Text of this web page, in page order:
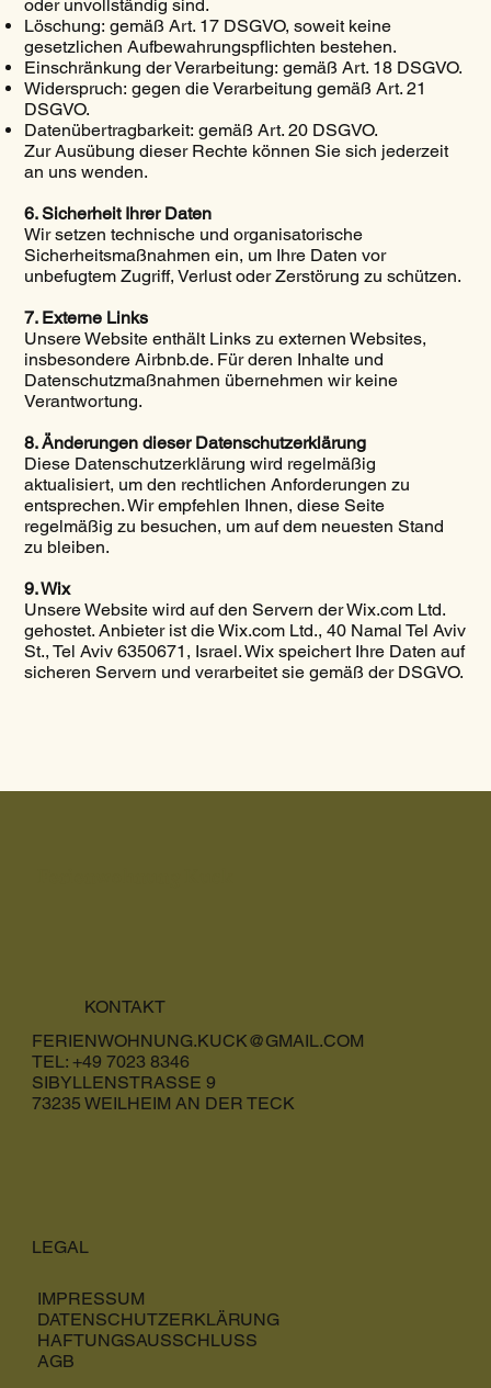
oder unvollständig sind.
Löschung: gemäß Art. 17 DSGVO, soweit keine
gesetzlichen Aufbewahrungspflichten bestehen.
Einschränkung der Verarbeitung: gemäß Art. 18 DSGVO.
Widerspruch: gegen die Verarbeitung gemäß Art. 21
DSGVO.
Datenübertragbarkeit: gemäß Art. 20 DSGVO.
Zur Ausübung dieser Rechte können Sie sich jederzeit
an uns wenden.
6. Sicherheit Ihrer Daten
Wir setzen technische und organisatorische
Sicherheitsmaßnahmen ein, um Ihre Daten vor
unbefugtem Zugriff, Verlust oder Zerstörung zu schützen.
7. Externe Links
Unsere Website enthält Links zu externen Websites,
insbesondere Airbnb.de. Für deren Inhalte und
Datenschutzmaßnahmen übernehmen wir keine
Verantwortung.
8. Änderungen dieser Datenschutzerklärung
Diese Datenschutzerklärung wird regelmäßig
aktualisiert, um den rechtlichen Anforderungen zu
entsprechen. Wir empfehlen Ihnen, diese Seite
regelmäßig zu besuchen, um auf dem neuesten Stand
zu bleiben.
9. Wix
Unsere Website wird auf den Servern der Wix.com Ltd.
gehostet. Anbieter ist die Wix.com Ltd., 40 Namal Tel Aviv
St., Tel Aviv 6350671, Israel. Wix speichert Ihre Daten auf
sicheren Servern und verarbeitet sie gemäß der DSGVO.
KONTAKT
FERIENWOHNUNG.KUCK@GMAIL.COM
TEL: +49 7023 8346
SIBYLLENSTRASSE 9
73235 WEILHEIM AN DER TECK
LEGAL
IMPRESSUM
DATENSCHUTZERKLÄRUNG
HAFTUNGSAUSSCHLUSS
AGB